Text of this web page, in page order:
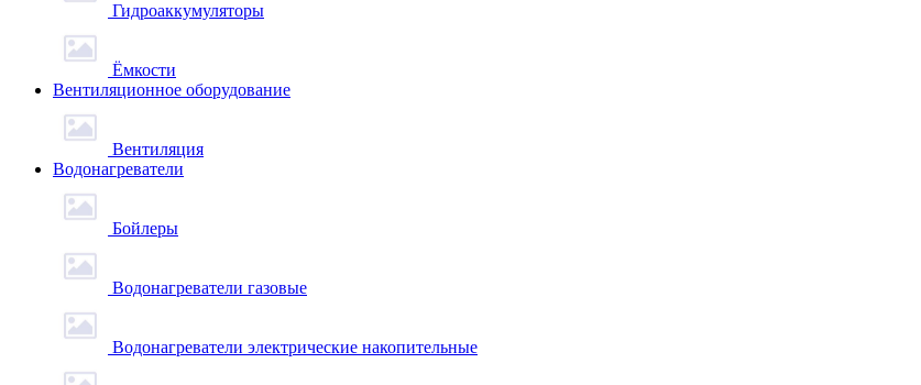
Гидроаккумуляторы
Ёмкости
Вентиляционное оборудование
Вентиляция
Водонагреватели
Бойлеры
Водонагреватели газовые
Водонагреватели электрические накопительные